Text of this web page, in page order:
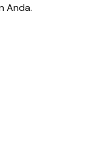
Anda.